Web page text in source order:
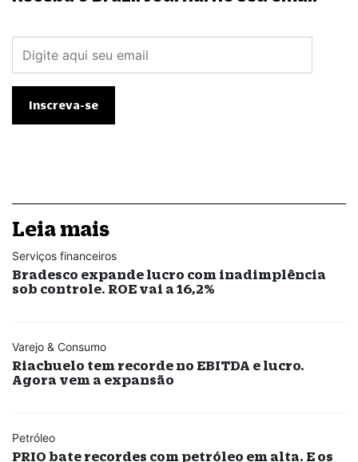
Leia mais
Serviços financeiros
Bradesco expande lucro com inadimplência
sob controle. ROE vai a 16,2%
Varejo & Consumo
Riachuelo tem recorde no EBITDA e lucro.
Agora vem a expansão
Petróleo
PRIO bate recordes com petróleo em alta. E os